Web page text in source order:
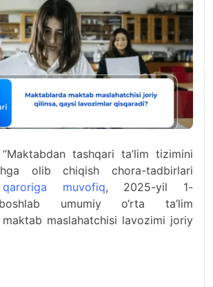
tashqari ta’lim tizimini
olib chiqish chora-tadbirlari
qaroriga muvofiq, 2025-yil 1-
umumiy o‘rta ta’lim
maslahatchisi lavozimi joriy